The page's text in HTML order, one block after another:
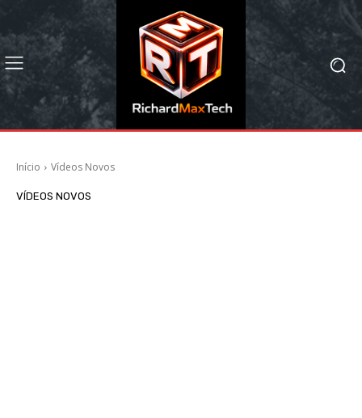
Início Vídeos Novos
VÍDEOS NOVOS